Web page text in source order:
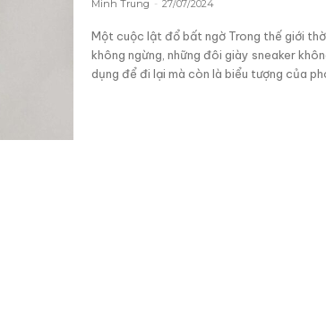
Minh Trung - 27/07/2024
Một cuộc lật đổ bất ngờ Trong thế giới
không ngừng, những đôi giày sneaker
dụng để đi lại mà còn là biểu tượng của